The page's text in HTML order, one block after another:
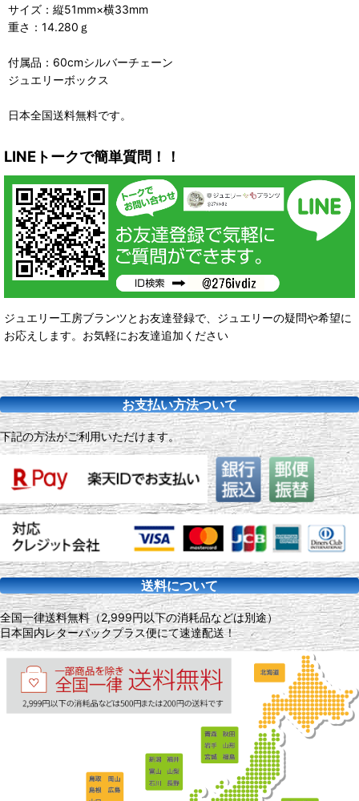
サイズ：縦51mm×横33mm
重さ：14.280ｇ
付属品：60cmシルバーチェーン
ジュエリーボックス
日本全国送料無料です。
LINEトークで簡単質問！！
ジュエリー工房ブランツとお友達登録で、ジュエリーの疑問や希望に
お応えします。お気軽にお友達追加ください
お支払い方法ついて
下記の方法がご利用いただけます。
送料について
全国一律送料無料（2,999円以下の消耗品などは別途）
日本国内レターパックプラス便にて速達配送！